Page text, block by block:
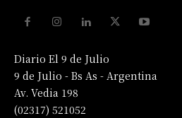
Diario El 9 de Julio
9 de Julio - Bs As - Argentina
Av. Vedia 198
(02317) 521052